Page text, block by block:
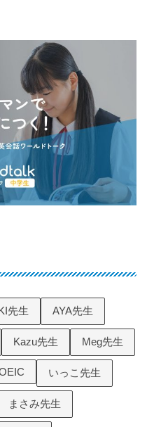
先生 AYA先生
Kazu先生 Meg先生
いっこ先生
まさみ先生